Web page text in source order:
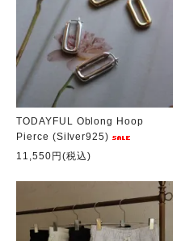
TODAYFUL Oblong Hoop
Pierce (Silver925)
11,550円(税込)